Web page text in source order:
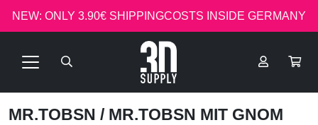
NEW: ONLY 3.90€ SHIPPINGCOSTS INSIDE GERMANY
MR.TOBSN / MR.TOBSN MIT GNOM